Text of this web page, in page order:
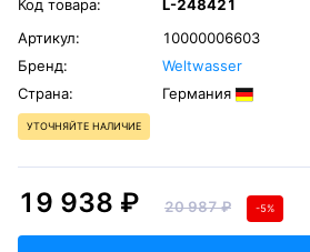
Код товара:
L-248421
Артикул:
10000006603
Бренд:
Weltwasser
Страна:
Германия
УТОЧНЯЙТЕ НАЛИЧИЕ
19 938 ₽ 20 987 ₽ -5%